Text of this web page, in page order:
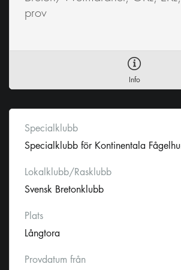
prov
Info
Specialklubb
Specialklubb för Kontinentala
Lokalklubb/Rasklubb
Svensk Bretonklubb
Plats
Långtora
Provdatum från